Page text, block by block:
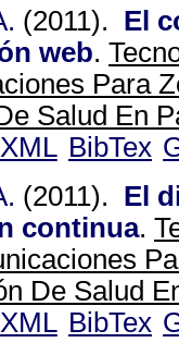
(2011). El
web.
Para
Salud En
XML BibTex
(2011). El
continua.
De Salud
XML BibTex